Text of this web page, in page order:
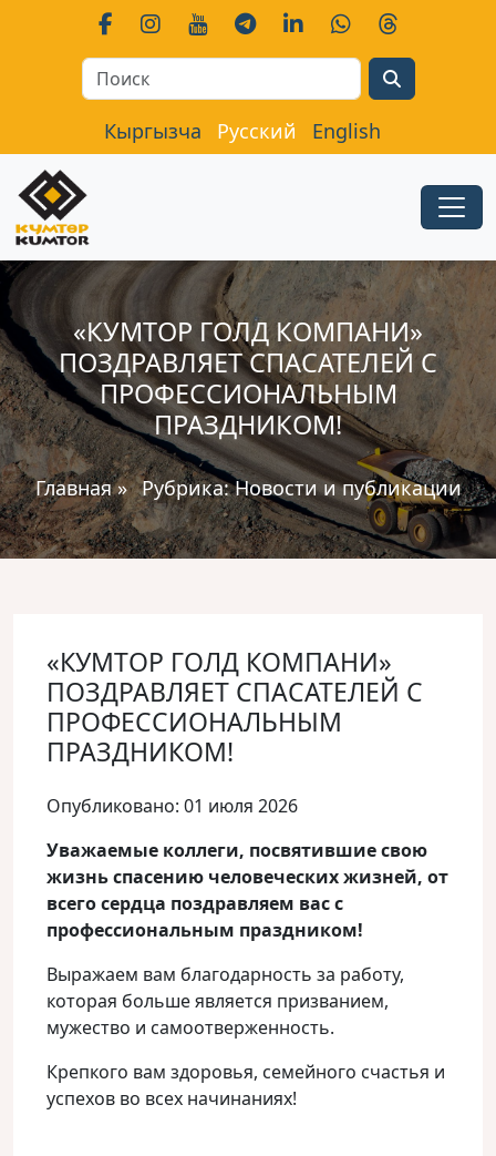
Кыргызча Русский English
«КУМТОР ГОЛД КОМПАНИ»
ПОЗДРАВЛЯЕТ СПАСАТЕЛЕЙ С
ПРОФЕССИОНАЛЬНЫМ
ПРАЗДНИКОМ!
Главная» Рубрика:Новости и публикации
«КУМТОР ГОЛД КОМПАНИ»
ПОЗДРАВЛЯЕТ СПАСАТЕЛЕЙ С
ПРОФЕССИОНАЛЬНЫМ
ПРАЗДНИКОМ!
Опубликовано: 01 июля 2026
Уважаемые коллеги, посвятившие свою
жизнь спасению человеческих жизней, от
всего сердца поздравляем вас с
профессиональным праздником!
Выражаем вам благодарность за работу,
которая больше является призванием,
мужество и самоотверженность.
Крепкого вам здоровья, семейного счастья и
успехов во всех начинаниях!